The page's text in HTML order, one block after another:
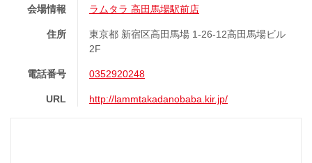
会場情報 ラムタラ 高田馬場駅前店
住所
東京都 新宿区高田馬場 1-26-12高田馬場ビル
2F
電話番号 0352920248
URL http://lammtakadanobaba.kir.jp/